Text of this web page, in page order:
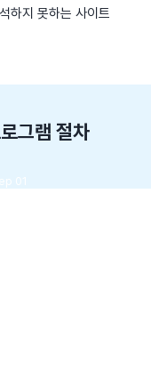
하지 못하는 사이트
그램 절차
01